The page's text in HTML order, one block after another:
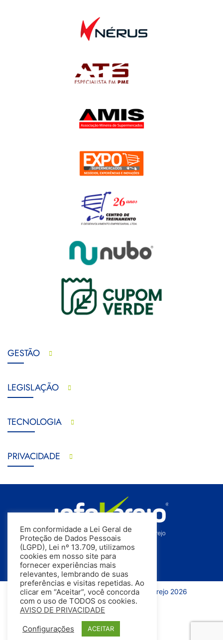
GESTÃO
LEGISLAÇÃO
TECNOLOGIA
PRIVACIDADE
Todos os direitos reservados | InfoVarejo 2026
Em conformidade a Lei Geral de
Proteção de Dados Pessoais
(LGPD), Lei nº 13.709, utilizamos
cookies em nosso site para
fornecer experiências mais
relevantes, lembrando de suas
preferências e visitas repetidas. Ao
clicar em “Aceitar”, você concorda
com o uso de TODOS os cookies.
AVISO DE PRIVACIDADE
Configurações ACEITAR